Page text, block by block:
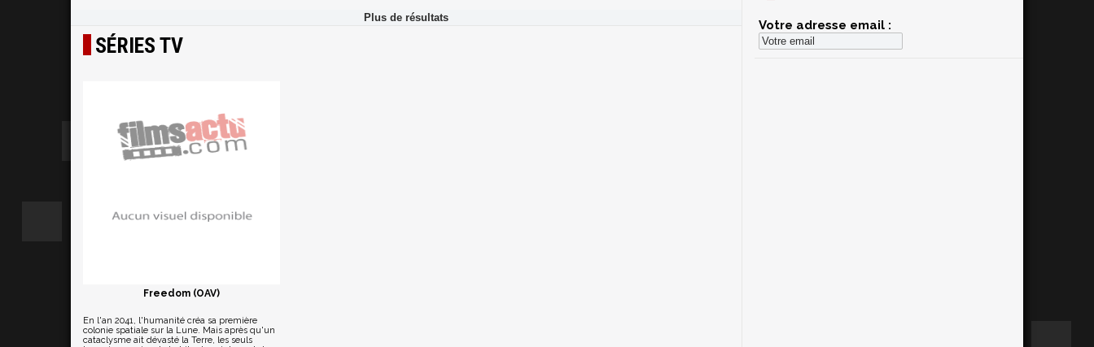
SÉRIES TV
Freedom (OAV)
En l'an 2041, l'humanité créa sa première
colonie spatiale sur la Lune. Mais après qu'un
cataclysme ait dévasté la Terre, les seuls
Votre adresse email :